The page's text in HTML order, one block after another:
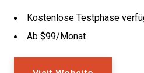
Kostenlose Testphase
Ab $99/Monat